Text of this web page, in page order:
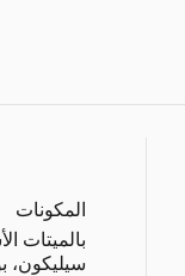
المكونات
سيليكون،